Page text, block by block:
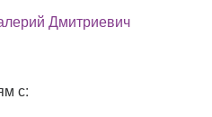
Дмитриевич
с: